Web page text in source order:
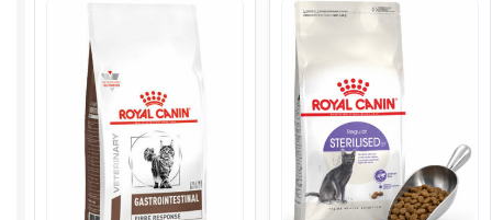
400г